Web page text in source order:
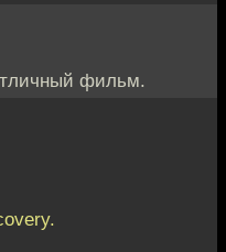
фильм.